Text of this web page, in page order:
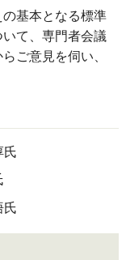
基本となる標準
て、専門者会議
ご意見を伺い、
氏
氏